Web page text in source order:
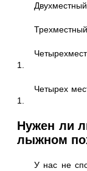
1.
Четырех
1.
Нужен ли
лыжном
У нас не